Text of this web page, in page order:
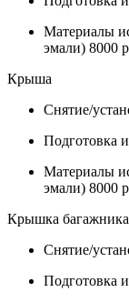
Материалы
эмали) 8000
Крыша
Снятие/
Подготовка
Материалы
эмали) 8000
Крышка багажника
Снятие/
Подготовка